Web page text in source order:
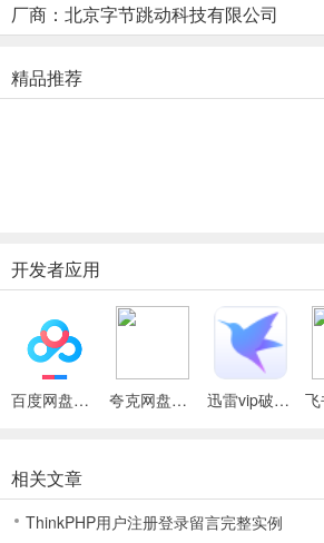
今日头条苹果ipad版亮点
上传发布内容，你也可以上头条
一手体育新闻 热辣赛事点评
【新鲜短视频看不停】
影视搞笑娱乐游戏生活...覆盖千万精彩短视频
无广告省流量，热点冷门一键看过瘾
80万+头条号网罗所有精彩资讯，有内容有观点
心仪内容一键收藏，历史记录搜索无压力
厂商：北京字节跳动科技有限公司
精品推荐
开发者应用
百度网盘绿色免安装Pc电脑版 夸克网盘官方正式版 迅雷vip破解版永久会员2024版
相关文章
ThinkPHP用户注册登录留言完整实例